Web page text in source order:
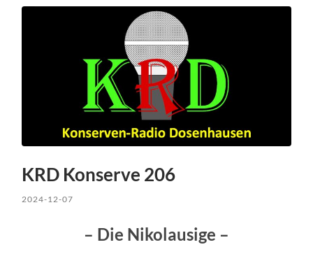
KRD Konserve 206
2024-12-07
– Die Nikolausige –